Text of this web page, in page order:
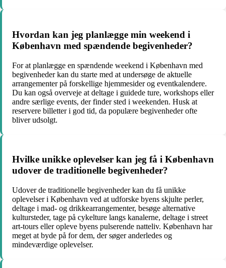
Hvordan kan jeg planlægge min weekend i
København med spændende begivenheder?
For at planlægge en spændende weekend i København med
begivenheder kan du starte med at undersøge de aktuelle
arrangementer på forskellige hjemmesider og eventkalendere.
Du kan også overveje at deltage i guidede ture, workshops eller
andre særlige events, der finder sted i weekenden. Husk at
reservere billetter i god tid, da populære begivenheder ofte
bliver udsolgt.
Hvilke unikke oplevelser kan jeg få i København
udover de traditionelle begivenheder?
Udover de traditionelle begivenheder kan du få unikke
oplevelser i København ved at udforske byens skjulte perler,
deltage i mad- og drikkearrangementer, besøge alternative
kultursteder, tage på cykelture langs kanalerne, deltage i street
art-tours eller opleve byens pulserende natteliv. København har
meget at byde på for dem, der søger anderledes og
mindeværdige oplevelser.